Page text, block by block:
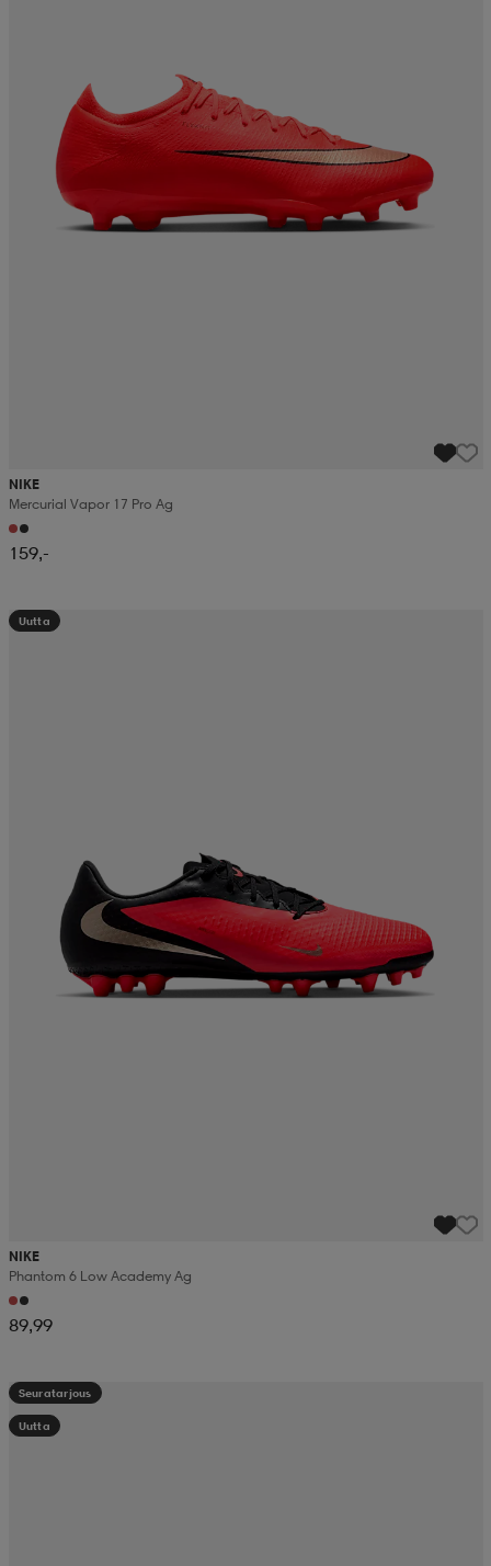
NIKE
Mercurial Vapor 17 Pro Ag
159,-
Uutta
NIKE
Phantom 6 Low Academy Ag
89,99
Seuratarjous
Uutta